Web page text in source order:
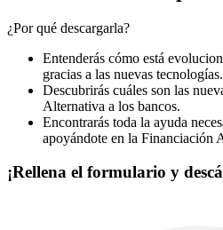
¿Por qué descargarla?
Entenderás cómo está
gracias a las nuevas tecnologías.
Descubrirás cuáles son las
Alternativa a los bancos.
Encontrarás toda la ayuda
apoyándote en la Financiación
¡Rellena el formulario y